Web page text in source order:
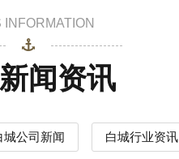
INFORMATION
闻资讯
城公司新闻 白城行业资讯